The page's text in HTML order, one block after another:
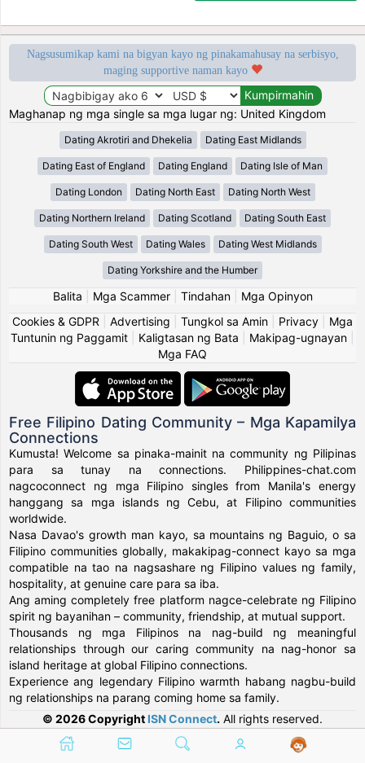
Nagsusumikap kami na bigyan kayo ng pinakamahusay na serbisyo,
maging supportive naman kayo
Maghanap ng mga single sa mga lugar ng: United Kingdom
Dating Akrotiri and Dhekelia Dating East Midlands
Dating East of England Dating England Dating Isle of Man
Dating London Dating North East Dating North West
Dating Northern Ireland Dating Scotland Dating South East
Dating South West Dating Wales Dating West Midlands
Dating Yorkshire and the Humber
Balita Mga Scammer| Tindahan| Mga Opinyon
Cookies & GDPR
Advertising Tungkol sa Amin Privacy
Mga
Tuntunin ng Paggamit
Kaligtasan ng Bata Makipag-ugnayan
Mga FAQ
Free Filipino Dating Community – Mga Kapamilya
Connections
Kumusta! Welcome sa pinaka-mainit na community ng Pilipinas
para sa tunay na connections. Philippines-chat.com
nagcoconnect ng mga Filipino singles from Manila's energy
hanggang sa mga islands ng Cebu, at Filipino communities
worldwide.
Nasa Davao's growth man kayo, sa mountains ng Baguio, o sa
Filipino communities globally, makakipag-connect kayo sa mga
compatible na tao na nagsashare ng Filipino values ng family,
hospitality, at genuine care para sa iba.
Ang aming completely free platform nagce-celebrate ng Filipino
spirit ng bayanihan – community, friendship, at mutual support.
Thousands ng mga Filipinos na nag-build ng meaningful
relationships through our caring community na nag-honor sa
island heritage at global Filipino connections.
Experience ang legendary Filipino warmth habang nagbu-build
ng relationships na parang coming home sa family.
© 2026 Copyright ISN Connect. All rights reserved.